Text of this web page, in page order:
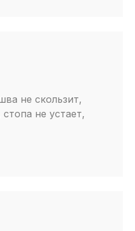
не скользит,
не устает,